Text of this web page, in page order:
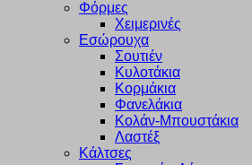
Φόρμες
Χειμερινές
Εσώρουχα
Σουτιέν
Κυλοτάκια
Κορμάκια
Φανελάκια
Κολάν-Μπουστάκια
Λαστέξ
Κάλτσες